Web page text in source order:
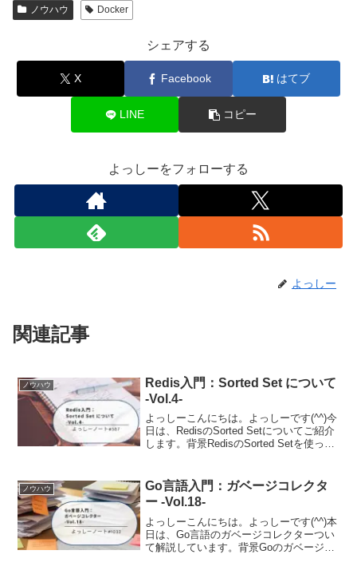
ノウハウ Docker
シェアする
X Facebook はてブ
LINE コピー
よっしーをフォローする
よっしー
関連記事
ノウハウ
Redis入門：Sorted Set について
-Vol.4-
よっしーこんにちは。よっしーです(^^)今
日は、RedisのSorted Setについてご紹介
します。背景RedisのSorted Setを使った
います。動作環境について...
ノウハウ
Go言語入門：ガベージコレクタ
ー -Vol.18-
よっしーこんにちは。よっしーです(^^)本
日は、Go言語のガベージコレクターつい
て解説しています。背景Goのガベージコ